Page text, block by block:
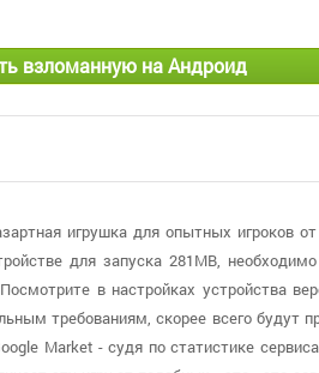
взломанную на Андроид
игрушка для опытных игроков
для запуска 281MB,
в настройках устройства
требованиям, скорее всего будут
Market - судя по статистике